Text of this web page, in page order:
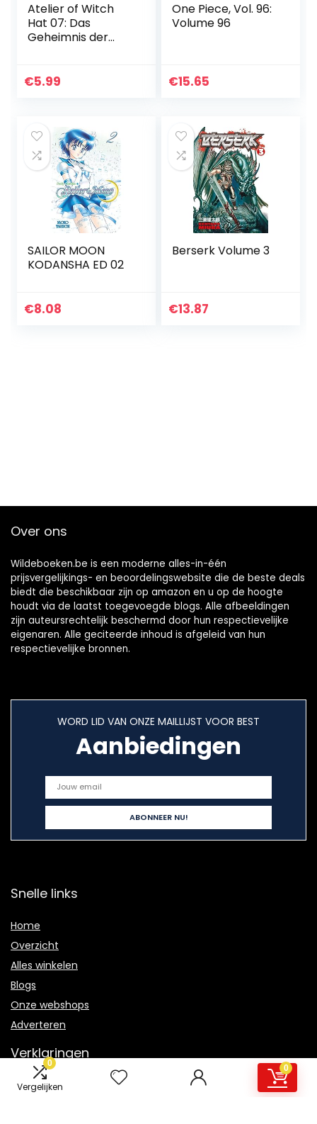
0
Vergelijken
0
Atelier of Witch
Hat 07: Das
Geheimnis der
€5.99
One Piece, Vol. 96:
Volume 96
€15.65
SAILOR MOON
KODANSHA ED 02
€8.08
Berserk Volume 3
€13.87
Over ons
Wildeboeken.be is een moderne alles-in-één
prijsvergelijkings- en beoordelingswebsite die de beste deals
biedt die beschikbaar zijn op amazon en u op de hoogte
houdt via de laatst toegevoegde blogs. Alle afbeeldingen
zijn auteursrechtelijk beschermd door hun respectievelijke
eigenaren. Alle geciteerde inhoud is afgeleid van hun
respectievelijke bronnen.
WORD LID VAN ONZE MAILLIJST VOOR BEST
Aanbiedingen
Snelle links
Home
Overzicht
Alles winkelen
Blogs
Onze webshops
Adverteren
Verklaringen
Privacybeleid